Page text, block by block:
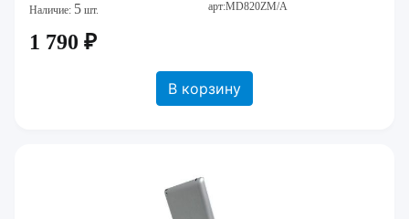
Наличие: 5 шт. арт:MD820ZM/A
1 790 ₽
В корзину